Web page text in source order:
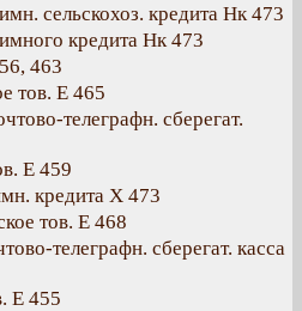
сельскохоз. кредита Нк 473
кредита Нк 473
463
тов. Е 465
телеграфн. сберегат.
Е 459
кредита Х 473
тов. Е 468
телеграфн. сберегат. касса
Е 455